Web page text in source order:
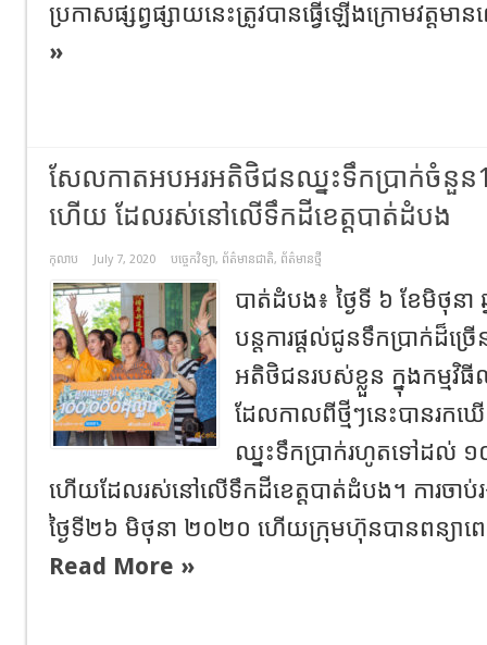
ប្រកាសផ្សព្វផ្សាយនេះត្រូវបានធ្វើឡើងក្រោមវត្ត
»
សែលកាតអបអរអតិថិជនឈ្នះទឹកប្រាក់ចំនួន
ហើយ ដែលរស់នៅលើទឹកដីខេត្តបាត់ដំបង
កុលាប July 7, 2020 បច្ចេកវិទ្យា, ព័ត៌មានជាតិ, ព័ត៌មានថ្មី
បាត់ដំបង៖​ ថ្ងៃទី ៦ ខែមិថុន
បន្តការផ្តល់ជូនទឹកប្រាក់ដ៏ច្
អតិថិជនរបស់ខ្លួន ក្នុងកម្មវិធី
ដែលកាលពីថ្មីៗនេះបានរ
ឈ្នះទឹកប្រាក់រហូតទៅដល់ ១
ហើយដែលរស់នៅលើទឹកដីខេត្តបាត់ដំបង។ ការចាប់រ
ថ្ងៃទី២៦ មិថុនា ២០២០ ហើយក្រុមហ៊ុនបានពន្យាពេ
Read More »